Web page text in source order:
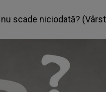
scade niciodată?